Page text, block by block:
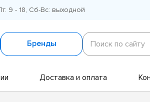
9 - 18, Сб-Вс: выходной
Бренды
Поиск
по
сайту
Поиск по сайту
Доставка и оплата